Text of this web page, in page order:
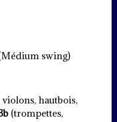
swing)
violons, hautbois,
(trompettes,